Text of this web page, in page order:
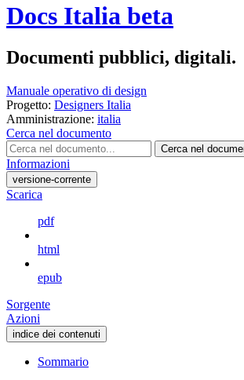
Docs Italia beta
Documenti pubblici, digitali.
Manuale operativo di design
Progetto: Designers Italia
Amministrazione: italia
Cerca nel documento
Cerca nel
Informazioni
versione-corrente
Scarica
pdf
html
epub
Sorgente
Azioni
indice dei contenuti
Sommario